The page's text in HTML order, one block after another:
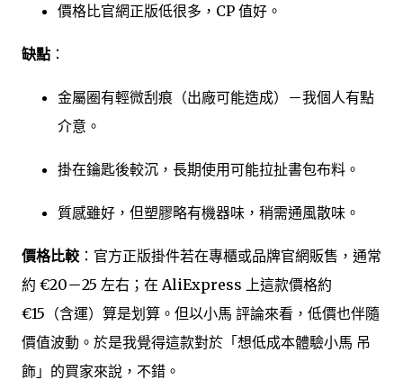
價格比官網正版低很多，CP 值好。
缺點 ：
金屬圈有輕微刮痕（出廠可能造成）－我個人有點
介意。
掛在鑰匙後較沉，長期使用可能拉扯書包布料。
質感雖好，但塑膠略有機器味，稍需通風散味。
價格比較 ：官方正版掛件若在專櫃或品牌官網販售，通常
約 €20－25 左右；在 AliExpress 上這款價格約
€15（含運）算是划算。但以小馬 評論來看，低價也伴隨
價值波動。於是我覺得這款對於「想低成本體驗小馬 吊
飾」的買家來說，不錯。